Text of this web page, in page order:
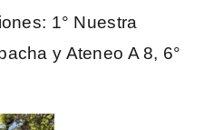
1° Nuestra
y Ateneo A 8, 6°